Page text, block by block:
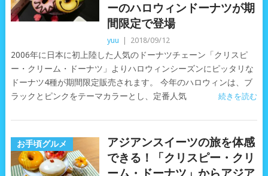
ーのハロウィンドーナツが期
間限定で登場
yuu 2018/09/12
2006年に日本に初上陸した人気のドーナツチェーン「クリスピ
ー・クリーム・ドーナツ」よりハロウィンシーズンにピッタリな
ドーナツ4種が期間限定販売されます。 今年のハロウィンは、ブ
ラックとピンクをテーマカラーとし、定番人気
続きを読む
お手頃グルメ
アジアンスイーツの旅を体感
できる！「クリスピー・クリ